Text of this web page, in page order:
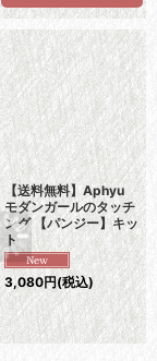
【送料無料】Aphyu
モダンガールのタッチ
ング 【パンジー】キッ
ト
3,080円(税込)